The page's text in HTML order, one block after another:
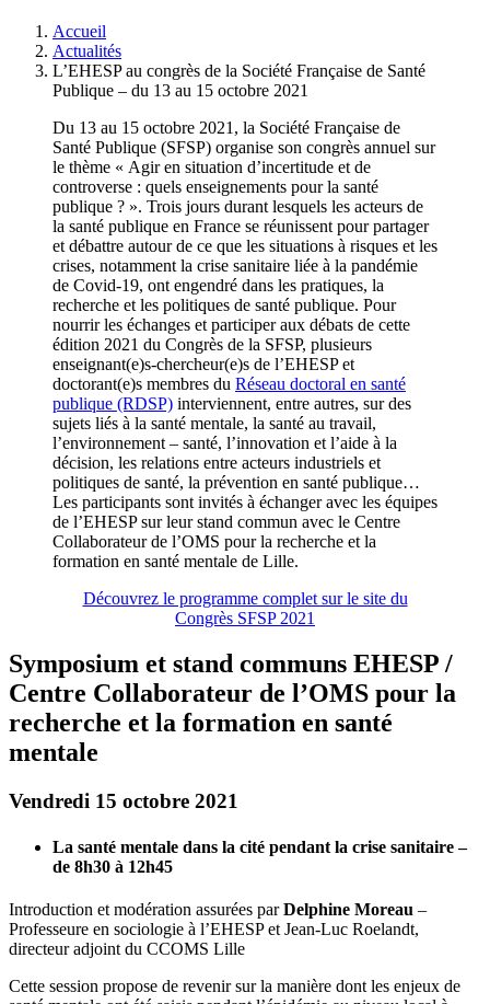
Accueil
Actualités
L’EHESP au congrès de la Société Française de Santé
Publique – du 13 au 15 octobre 2021
Du 13 au 15 octobre 2021, la Société Française de
Santé Publique (SFSP) organise son congrès annuel sur
le thème « Agir en situation d’incertitude et de
controverse : quels enseignements pour la santé
publique ? ». Trois jours durant lesquels les acteurs de
la santé publique en France se réunissent pour partager
et débattre autour de ce que les situations à risques et les
crises, notamment la crise sanitaire liée à la pandémie
de Covid-19, ont engendré dans les pratiques, la
recherche et les politiques de santé publique. Pour
nourrir les échanges et participer aux débats de cette
édition 2021 du Congrès de la SFSP, plusieurs
enseignant(e)s-chercheur(e)s de l’EHESP et
doctorant(e)s membres du Réseau doctoral en santé
publique (RDSP) interviennent, entre autres, sur des
sujets liés à la santé mentale, la santé au travail,
l’environnement – santé, l’innovation et l’aide à la
décision, les relations entre acteurs industriels et
politiques de santé, la prévention en santé publique…
Les participants sont invités à échanger avec les équipes
de l’EHESP sur leur stand commun avec le Centre
Collaborateur de l’OMS pour la recherche et la
formation en santé mentale de Lille.
Découvrez le programme complet sur le site du
Congrès SFSP 2021
Symposium et stand communs EHESP /
Centre Collaborateur de l’OMS pour la
recherche et la formation en santé
mentale
Vendredi 15 octobre 2021
La santé mentale dans la cité pendant la crise sanitaire –
de 8h30 à 12h45
Introduction et modération assurées parDelphine Moreau –
Professeure en sociologie à l’EHESP et Jean-Luc Roelandt,
directeur adjoint du CCOMS Lille
Cette session propose de revenir sur la manière dont les enjeux de